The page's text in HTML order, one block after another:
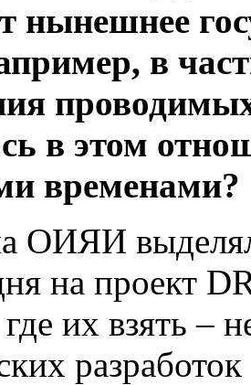
нынешнее
в
в этом
временами?
ОИЯИ
на проект
их взять –